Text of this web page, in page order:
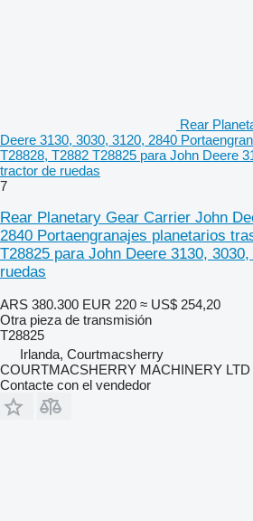
Rear
Deere 3130, 3030, 3120, 2840
T28828, T2882 T28825 para John Deere
tractor de ruedas
7
Rear Planetary Gear Carrier John
2840 Portaengranajes planetarios
T28825 para John Deere 3130,
ruedas
ARS 380.300 EUR 220 ≈ US$ 254,20
Otra pieza de transmisión
T28825
Irlanda, Courtmacsherry
COURTMACSHERRY MACHINERY LTD
Contacte con el vendedor